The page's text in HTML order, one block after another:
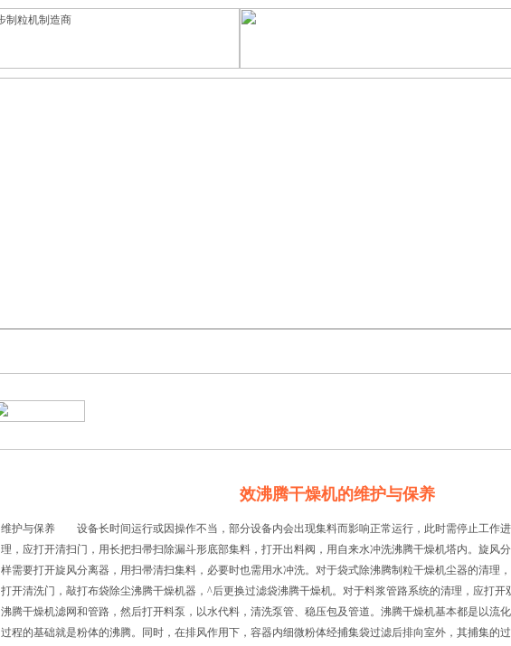
效沸腾干燥机的维护与保养
维护与保养 设备长时间运行或因操作不当，部分设备内会出现集料而影响正常运行，此时需停止工作
理，应打开清扫门，用长把扫帚扫除漏斗形底部集料，打开出料阀，用自来水冲洗沸腾干燥机塔内。旋风
样需要打开旋风分离器，用扫帚清扫集料，必要时也需用水冲洗。对于袋式除沸腾制粒干燥机尘器的清理
打开清洗门，敲打布袋除尘沸腾干燥机器，^后更换过滤袋沸腾干燥机。对于料浆管路系统的清理，应打开
沸腾干燥机滤网和管路，然后打开料泵，以水代料，清洗泵管、稳压包及管道。沸腾干燥机基本都是以流
过程的基础就是粉体的沸腾。同时，在排风作用下，容器内细微粉体经捕集袋过滤后排向室外，其捕集的